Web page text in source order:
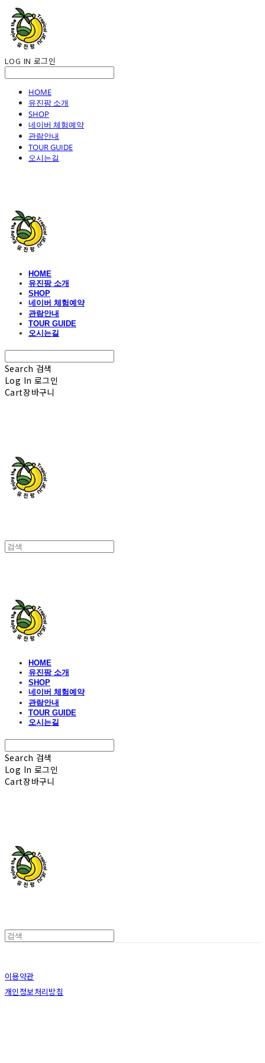
LOG IN 로그인
HOME
유진팡 소개
SHOP
네이버 체험예약
관람안내
TOUR GUIDE
오시는길
HOME
유진팡 소개
SHOP
네이버 체험예약
관람안내
TOUR GUIDE
오시는길
Search 검색
Log In 로그인
Cart장바구니
HOME
유진팡 소개
SHOP
네이버 체험예약
관람안내
TOUR GUIDE
오시는길
Search 검색
Log In 로그인
Cart장바구니
이용약관
개인정보처리방침